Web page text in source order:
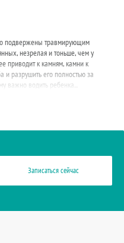
подвержены травмирующим
незрелая и тоньше, чем у
приводит к камням, камни к
и разрушить его полностью за
важно водить ребенка...
Записаться сейчас